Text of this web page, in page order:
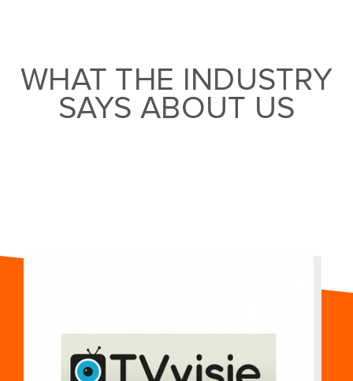
WHAT THE INDUSTRY
SAYS ABOUT US